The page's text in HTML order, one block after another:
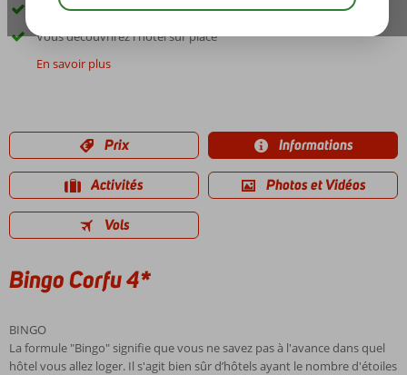
Logement 4 étoiles
Vous découvrirez l'hôtel sur place
En savoir plus
Prix Informations
Activités Photos et Vidéos
Vols
Bingo Corfu 4*
BINGO
La formule "Bingo" signifie que vous ne savez pas à l'avance dans quel
hôtel vous allez loger. Il s'agit bien sûr d’hôtels ayant le nombre d'étoiles